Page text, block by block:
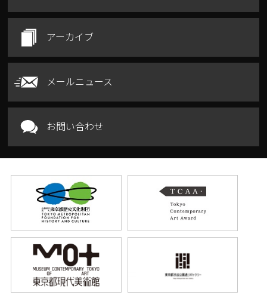
アーカイブ
メールニュース
お問い合わせ